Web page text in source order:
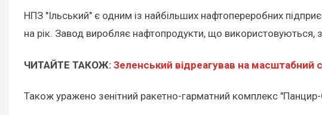
НПЗ "Ільський" є одним із найбільших нафтопереробних
на рік. Завод виробляє нафтопродукти, що
ЧИТАЙТЕ ТАКОЖ: Зеленський відреагував на масштабний
Також уражено зенітний ракетно-гарматний комплекс